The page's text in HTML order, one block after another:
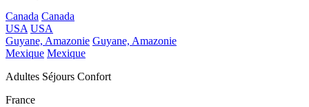
Canada Canada
USA USA
Guyane, Amazonie Guyane, Amazonie
Mexique Mexique
Adultes Séjours Confort
France